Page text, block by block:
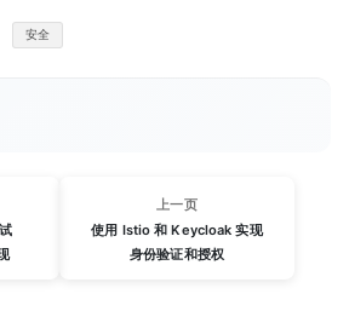
安全
上一页
使用 Istio 和 Keycloak 实现
身份验证和授权